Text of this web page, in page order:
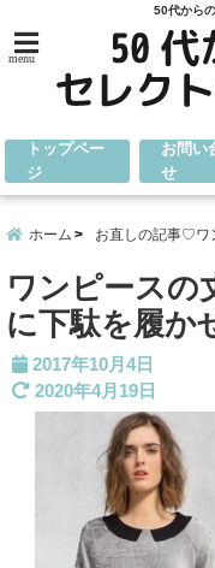
50代から
menu
トップペー
ジ
お問い
せ
ホーム お直しの記事♡ワ
ワンピースの
に下駄を履か
2017年10月4日
2020年4月19日